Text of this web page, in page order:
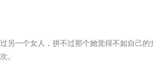
另一个女人，拼不过那个她觉得不如自己的
。